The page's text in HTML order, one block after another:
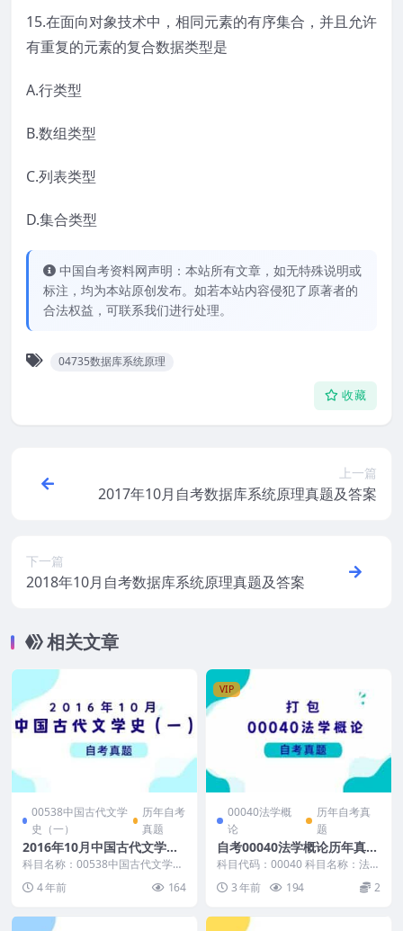
15.在面向对象技术中，相同元素的有序集合，并且允许
有重复的元素的复合数据类型是
A.行类型
B.数组类型
C.列表类型
D.集合类型
中国自考资料网声明：本站所有文章，如无特殊说明或
标注，均为本站原创发布。如若本站内容侵犯了原著者的
合法权益，可联系我们进行处理。
04735数据库系统原理
收藏
上一篇
2017年10月自考数据库系统原理真题及答案
下一篇
2018年10月自考数据库系统原理真题及答案
相关文章
00538中国古代文学
史（一）
历年自考
真题
2016年10月中国古代文学史
（一）自考真题和答案
科目名称：00538中国古代文学史
（一） 试卷全称：2016年10月全
国高等教育...
4 年前 164
VIP
00040法学概
论
历年自考真
题
自考00040法学概论历年真题
及答案
科目代码：00040 科目名称：法学
概论 真题及答案包含： 2023年10
月自考...
3 年前 194 2